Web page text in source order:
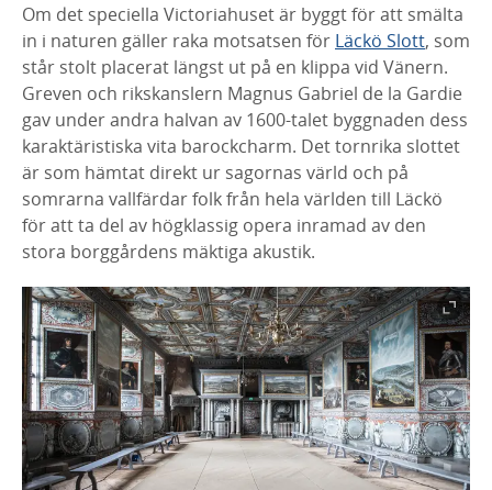
Om det speciella Victoriahuset är byggt för att smälta
in i naturen gäller raka motsatsen för Läckö Slott, som
står stolt placerat längst ut på en klippa vid Vänern.
Greven och rikskanslern Magnus Gabriel de la Gardie
gav under andra halvan av 1600-talet byggnaden dess
karaktäristiska vita barockcharm. Det tornrika slottet
är som hämtat direkt ur sagornas värld och på
somrarna vallfärdar folk från hela världen till Läckö
för att ta del av högklassig opera inramad av den
stora borggårdens mäktiga akustik.